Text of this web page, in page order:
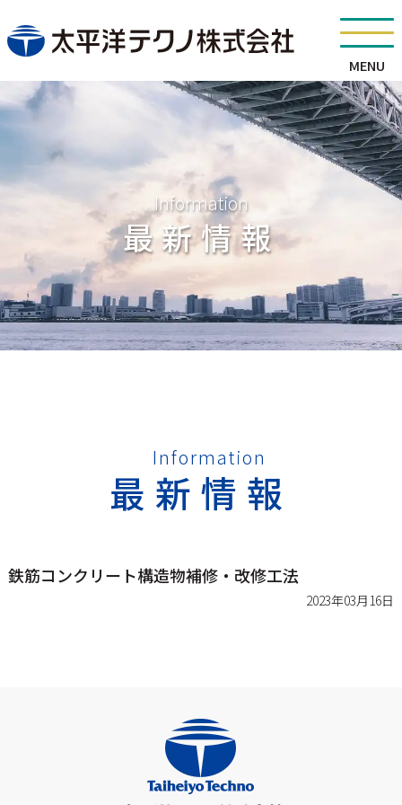
MENU
Information
最新情報
Information
最新情報
鉄筋コンクリート構造物補修・改修工法
2023年03月16日